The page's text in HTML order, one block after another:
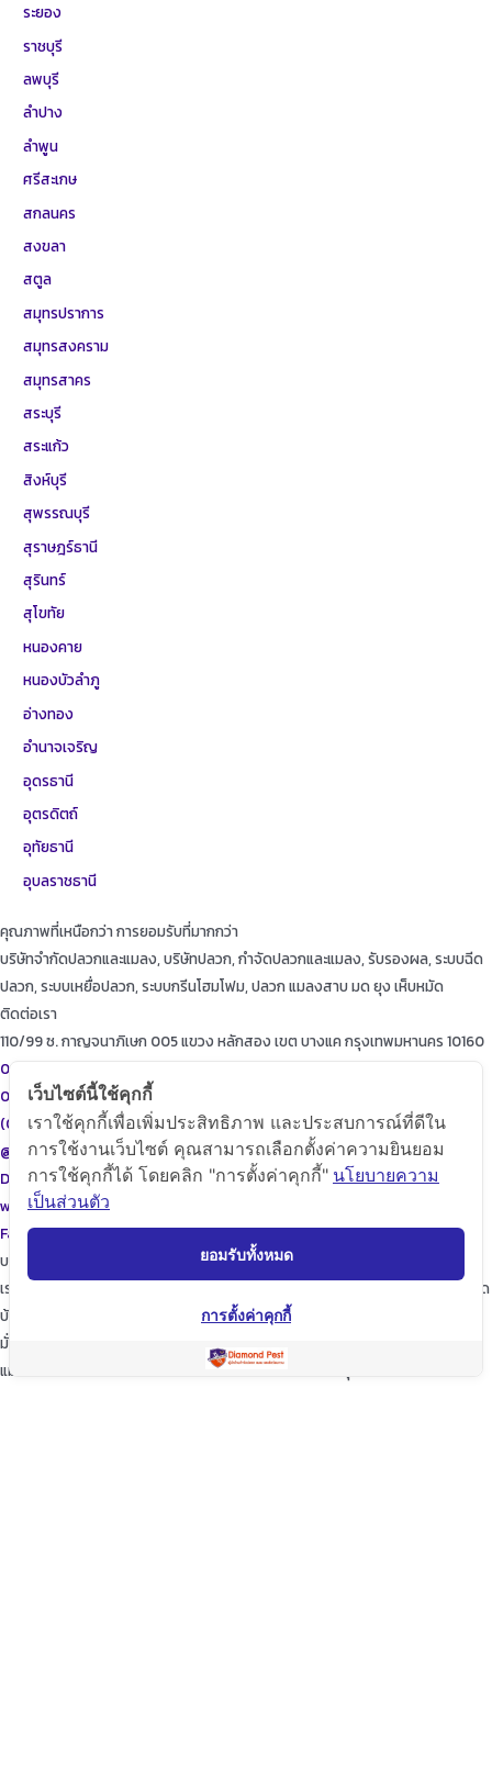
ระยอง
ราชบุรี
ลพบุรี
ลำปาง
ลำพูน
ศรีสะเกษ
สกลนคร
สงขลา
สตูล
สมุทรปราการ
สมุทรสงคราม
สมุทรสาคร
สระบุรี
สระแก้ว
สิงห์บุรี
สุพรรณบุรี
สุราษฎร์ธานี
สุรินทร์
สุโขทัย
หนองคาย
หนองบัวลำภู
อ่างทอง
อำนาจเจริญ
อุดรธานี
อุตรดิตถ์
อุทัยธานี
อุบลราชธานี
คุณภาพที่เหนือกว่า การยอมรับที่มากกว่า
บริษัทจำกัดปลวกและแมลง, บริษัทปลวก, กำจัดปลวกและแมลง, รับรองผล, ระบบฉีด
ปลวก, ระบบเหยื่อปลวก, ระบบกรีนโฮมโฟม, ปลวก แมลงสาบ มด ยุง เห็บหมัด
ติดต่อเรา
110/99 ซ. กาญจนาภิเษก 005 แขวง หลักสอง เขต บางแค กรุงเทพมหานคร 10160
087-615-9999
086-471-9999
(02)455-9999
@diamondpest
Diamond Pest Control
www.diamondpest.com
FacebookLineEnvelope
บริการของเรา
เราจะพัฒนาการบริการให้กับลูกค้าดียิ่งขึ้นในทุกๆด้าน ให้เราดูแลใส่ใจทุกรายละเอียด
บ้านของท่านก็เปรียบเสมือนบ้านของเรา
มั่นใจในเรามั่นใจใน “ไดมอนด์แพลนเนท” บริการเป็นเลิศ ผู้นำด้านการกำจัดปลวก
แมลง และสัตว์รบกวนต่างๆ ปลอดภัยต่อบ้านและครอบครัวคุณอย่างแน่นอน
เว็บไซต์นี้ใช้คุกกี้
เราใช้คุกกี้เพื่อเพิ่มประสิทธิภาพ และประสบการณ์ที่ดีใน
การใช้งานเว็บไซต์ คุณสามารถเลือกตั้งค่าความยินยอม
การใช้คุกกี้ได้ โดยคลิก "การตั้งค่าคุกกี้" นโยบายความ
เป็นส่วนตัว
ยอมรับทั้งหมด
การตั้งค่าคุกกี้